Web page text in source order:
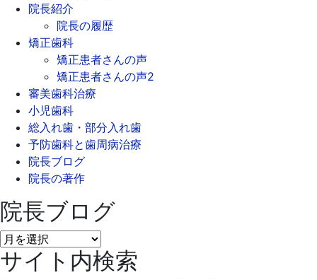
院長紹介
院長の履歴
矯正歯科
矯正患者さんの声
矯正患者さんの声2
審美歯科治療
小児歯科
総入れ歯・部分入れ歯
予防歯科と歯周病治療
院長ブログ
院長の著作
院長ブログ
院
長
ブ
サイト内検索